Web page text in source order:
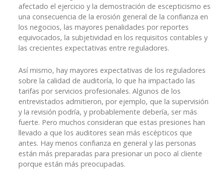
afectado el ejercicio y la demostración de escepticismo es
una consecuencia de la erosión general de la confianza en
los negocios, las mayores penalidades por reportes
equivocados, la subjetividad en los requisitos contables y
las crecientes expectativas entre reguladores.
Así mismo, hay mayores expectativas de los reguladores
sobre la calidad de auditoría, lo que ha impactado las
tarifas por servicios profesionales. Algunos de los
entrevistados admitieron, por ejemplo, que la supervisión
y la revisión podría, y probablemente debería, ser más
fuerte. Pero muchos consideran que estas presiones han
llevado a que los auditores sean más escépticos que
antes. Hay menos confianza en general y las personas
están más preparadas para presionar un poco al cliente
porque están más preocupadas.